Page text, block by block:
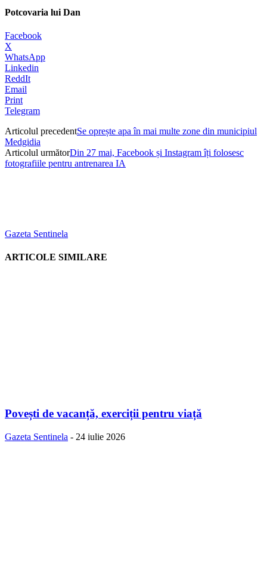
Potcovaria lui Dan
Facebook
X
WhatsApp
Linkedin
ReddIt
Email
Print
Telegram
Articolul precedentSe oprește apa în mai multe zone din municipiul
Medgidia
Articolul următorDin 27 mai, Facebook și Instagram îți folosesc
fotografiile pentru antrenarea IA
Gazeta Sentinela
ARTICOLE SIMILARE
Povești de vacanță, exerciții pentru viață
Gazeta Sentinela - 24 iulie 2026